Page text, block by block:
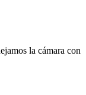
la cámara con